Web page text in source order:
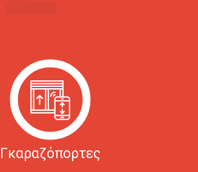
Γκαραζόπορτες